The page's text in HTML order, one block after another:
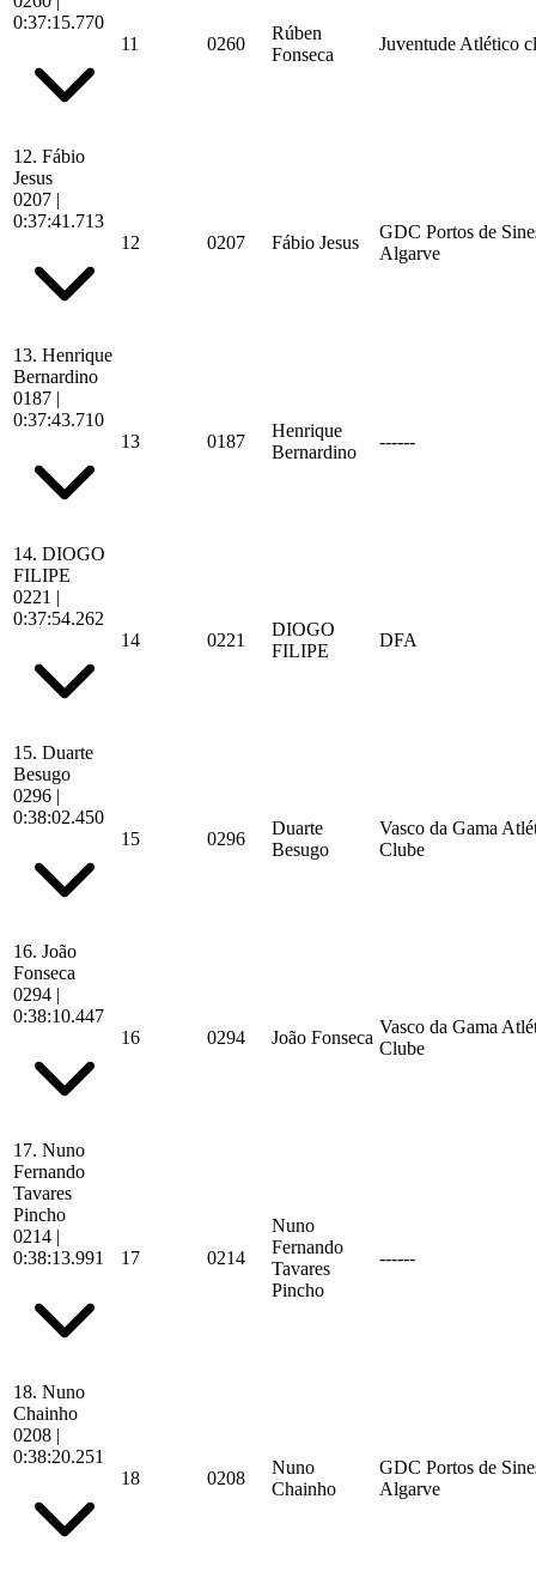
0:37:15.770
11
0260
Rúben
Fonseca
Juventude Atlético
12. Fábio
Jesus
0207 |
0:37:41.713
12
0207 Fábio Jesus
GDC Portos de
Algarve
13. Henrique
Bernardino
0187 |
0:37:43.710
13
0187
Henrique
Bernardino
------
14. DIOGO
FILIPE
0221 |
0:37:54.262
14
0221
DIOGO
FILIPE
DFA
15. Duarte
Besugo
0296 |
0:38:02.450
15
0296
Duarte
Besugo
Vasco da Gama
Clube
16. João
Fonseca
0294 |
0:38:10.447
16
0294 João Fonseca
Vasco da Gama
Clube
17. Nuno
Fernando
Tavares
Pincho
0214 |
0:38:13.991
17 0214
Nuno
Fernando
Tavares
Pincho
------
18. Nuno
Chainho
0208 |
0:38:20.251
18
0208
Nuno
Chainho
GDC Portos de
Algarve